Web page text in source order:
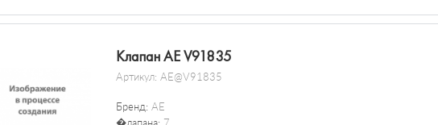
Клапан AE V91835
Артикул: AE@V91835
Бренд: AE